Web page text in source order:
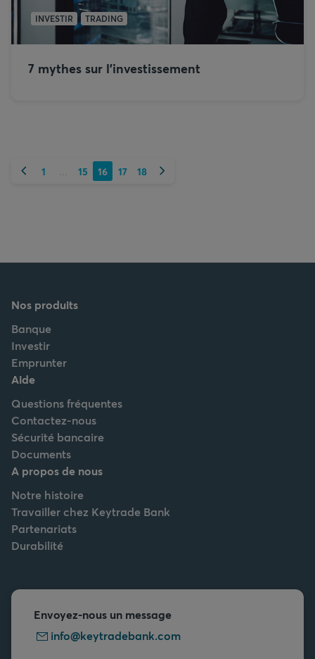
INVESTIR TRADING
7 mythes sur l’investissement
Précédent
1 15 16 17 18 Suivant
Nos produits
Banque
Investir
Emprunter
Aide
Questions fréquentes
Contactez-nous
Sécurité bancaire
Documents
A propos de nous
Notre histoire
Travailler chez Keytrade Bank
Partenariats
Durabilité
Envoyez-nous un message
info@keytradebank.com